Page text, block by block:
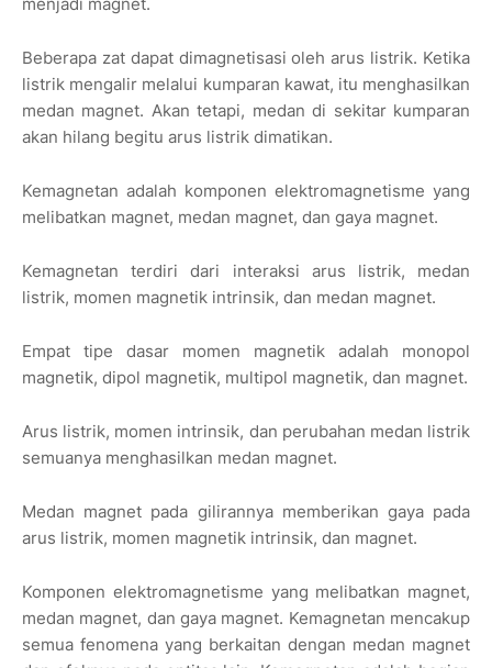
Beberapa zat dapat dimagnetisasi oleh arus listrik. Ketika
listrik mengalir melalui kumparan kawat, itu menghasilkan
medan magnet. Akan tetapi, medan di sekitar kumparan
akan hilang begitu arus listrik dimatikan.
Kemagnetan adalah komponen elektromagnetisme yang
melibatkan magnet, medan magnet, dan gaya magnet.
Kemagnetan terdiri dari interaksi arus listrik, medan
listrik, momen magnetik intrinsik, dan medan magnet.
Empat tipe dasar momen magnetik adalah monopol
magnetik, dipol magnetik, multipol magnetik, dan magnet.
Arus listrik, momen intrinsik, dan perubahan medan listrik
semuanya menghasilkan medan magnet.
Medan magnet pada gilirannya memberikan gaya pada
arus listrik, momen magnetik intrinsik, dan magnet.
Komponen elektromagnetisme yang melibatkan magnet,
medan magnet, dan gaya magnet. Kemagnetan mencakup
semua fenomena yang berkaitan dengan medan magnet